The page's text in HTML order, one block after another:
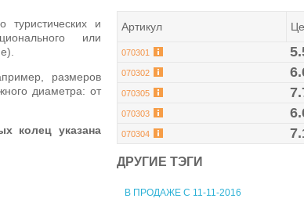
Артикул
070301
070302
070305
070303
070304
ДРУГИЕ ТЭГИ
В ПРОДАЖЕ С 11-11-2016
туристических и
или
размеров
диаметра: от
колец указана